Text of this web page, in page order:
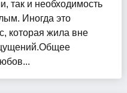
так и необходимость
Иногда это
которая жила вне